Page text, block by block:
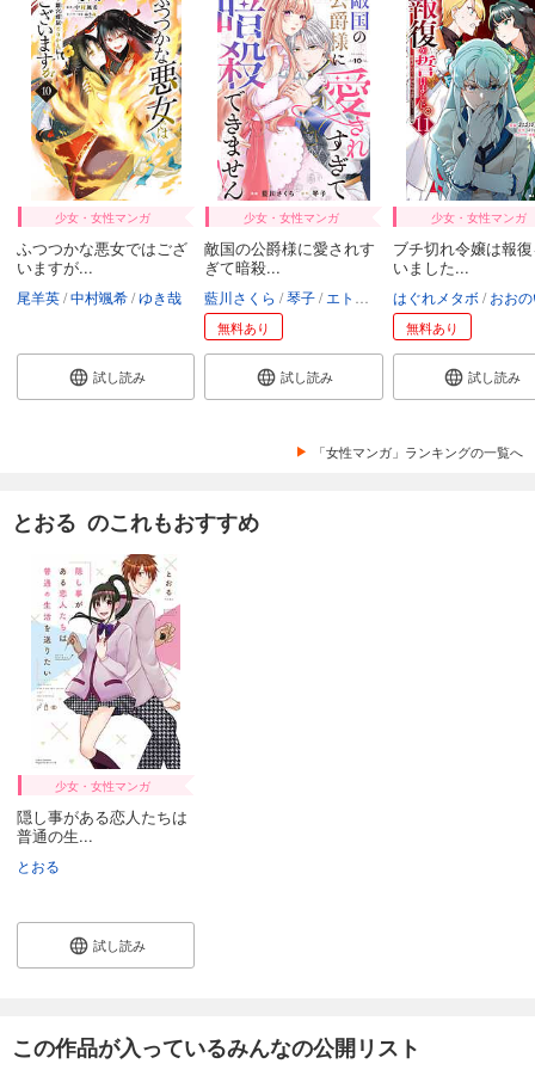
少女・女性マンガ
ふつつかな悪女ではござ
いますが...
尾羊英 中村颯希 ゆき哉
試し読み
少女・女性マンガ
敵国の公爵様に愛されす
ぎて暗殺...
藍川さくら 琴子 エトワール編集部
無料あり
試し読み
少女・女性マンガ
ブチ切れ令嬢は報
いました...
はぐれメタボ おおの
無料あり
試し読み
「女性マンガ」ランキングの一覧へ
とおる のこれもおすすめ
少女・女性マンガ
隠し事がある恋人たちは
普通の生...
とおる
試し読み
この作品が入っているみんなの公開リスト